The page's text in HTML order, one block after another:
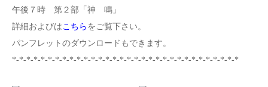
午後７時 第２部「神 鳴」
詳細およびは こちら をご覧下さい。
パンフレットのダウンロードもできます。
*-*-*-*-*-*-*-*-*-*-*-*-*-*-*-*-*-*-*-*-*-*-*-*-*-*-*-*-*-*-*-*